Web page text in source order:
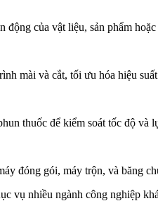
của vật liệu, sản phẩm
mài và cắt, tối ưu hóa hiệu
thuốc để kiểm soát tốc độ và
đóng gói, máy trộn, và băng
nhiều ngành công nghiệp